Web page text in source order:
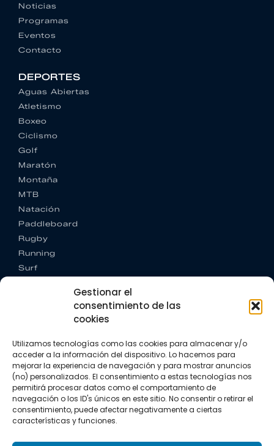
Gestionar el
consentimiento de las
cookies
Utilizamos tecnologías como las cookies para almacenar y/o
acceder a la información del dispositivo. Lo hacemos para
mejorar la experiencia de navegación y para mostrar anuncios
(no) personalizados. El consentimiento a estas tecnologías nos
permitirá procesar datos como el comportamiento de
navegación o los ID's únicos en este sitio. No consentir o retirar el
consentimiento, puede afectar negativamente a ciertas
características y funciones.
Noticias
Programas
Eventos
Contacto
DEPORTES
Aguas Abiertas
Atletismo
Boxeo
Ciclismo
Golf
Maratón
Montaña
MTB
Natación
Paddleboard
Rugby
Running
Surf
CONTACTO
+34 662 342 177
info@vkssport.com
SÍGUENOS